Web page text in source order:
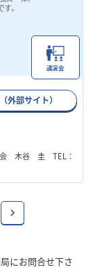
。
講演会
（外部サイト）
会 木谷 圭 TEL：
にお問合せ下さ